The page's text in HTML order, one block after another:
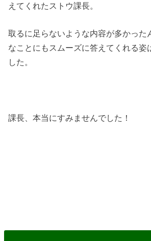
えてくれたストウ課長。
取るに足らないような内容が多かった
なことにもスムーズに答えてくれる姿
した。
課長、本当にすみませんでした！